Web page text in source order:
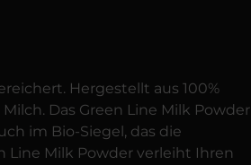
Hergestellt aus 100%
Das Green Line Milk Powder
im Bio-Siegel, das die
Line Milk Powder verleiht Ihren